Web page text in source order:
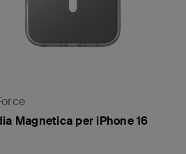
Magnetica per iPhone 16